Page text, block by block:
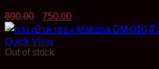
890.00
Original
price
was:
890.00฿.
750.00
price
is:
Quick View
Out of stock